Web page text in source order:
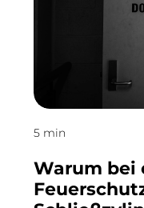
5 min
Warum bei